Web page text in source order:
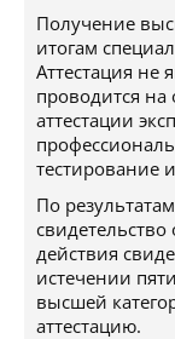
Получение
итогам
Аттестация не
проводится на
аттестации
тестирование
По
действия
истечении
высшей
аттестацию.